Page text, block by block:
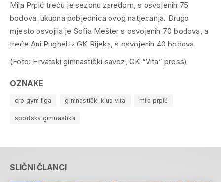
Mila Prpić treću je sezonu zaredom, s osvojenih 75
bodova, ukupna pobjednica ovog natjecanja. Drugo
mjesto osvojila je Sofia Mešter s osvojenih 70 bodova, a
treće Ani Pughel iz GK Rijeka, s osvojenih 40 bodova.
(Foto: Hrvatski gimnastički savez, GK “Vita” press)
OZNAKE
cro gym liga gimnastički klub vita mila prpić
sportska gimnastika
SLIČNI ČLANCI